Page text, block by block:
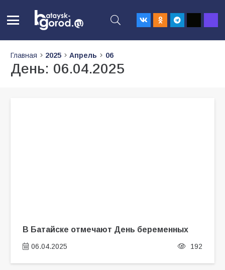
Главная 2025 Апрель 06
День: 06.04.2025
В Батайске отмечают День беременных
06.04.2025 192